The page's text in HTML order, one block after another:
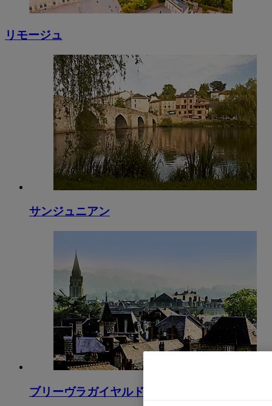
リモージュ
サンジュニアン
ブリーヴラガイヤルド